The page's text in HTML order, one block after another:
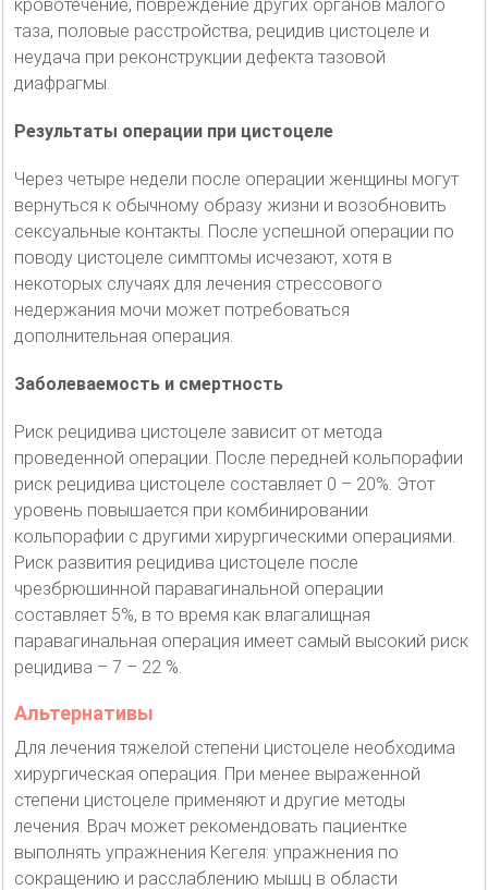
кровотечение, повреждение других органов малого
таза, половые расстройства, рецидив цистоцеле и
неудача при реконструкции дефекта тазовой
диафрагмы.
Результаты операции при цистоцеле
Через четыре недели после операции женщины могут
вернуться к обычному образу жизни и возобновить
сексуальные контакты. После успешной операции по
поводу цистоцеле симптомы исчезают, хотя в
некоторых случаях для лечения стрессового
недержания мочи может потребоваться
дополнительная операция.
Заболеваемость и смертность
Риск рецидива цистоцеле зависит от метода
проведенной операции. После передней кольпорафии
риск рецидива цистоцеле составляет 0 – 20%. Этот
уровень повышается при комбинировании
кольпорафии с другими хирургическими операциями.
Риск развития рецидива цистоцеле после
чрезбрюшинной паравагинальной операции
составляет 5%, в то время как влагалищная
паравагинальная операция имеет самый высокий риск
рецидива – 7 – 22 %.
Альтернативы
Для лечения тяжелой степени цистоцеле необходима
хирургическая операция. При менее выраженной
степени цистоцеле применяют и другие методы
лечения. Врач может рекомендовать пациентке
выполнять упражнения Кегеля: упражнения по
сокращению и расслаблению мышц в области